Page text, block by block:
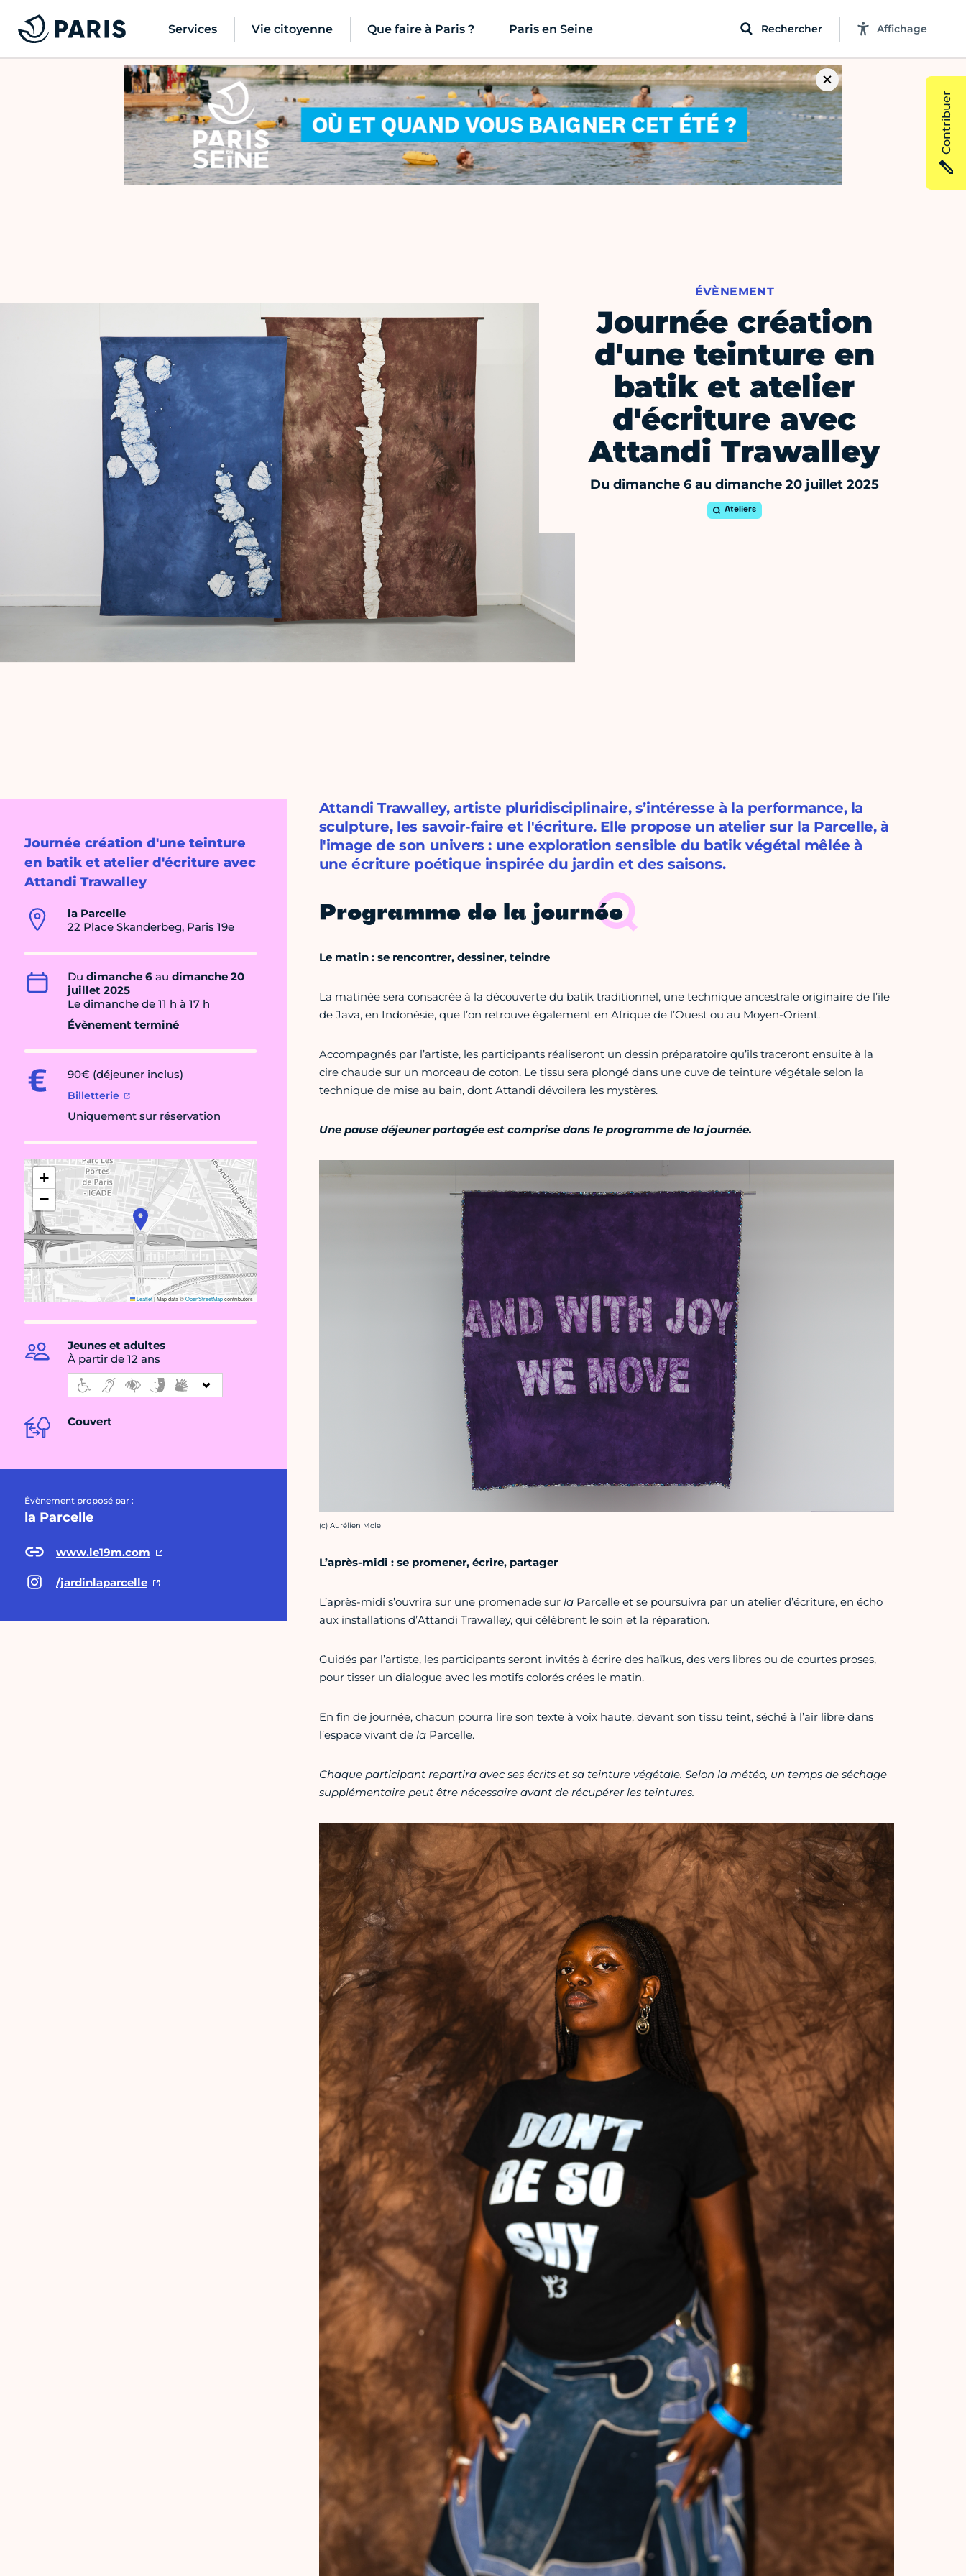
Services Vie citoyenne Que faire à Paris ? Paris en Seine Rechercher Affichage
ÉVÈNEMENT
Journée création
d'une teinture en
batik et atelier
d'écriture avec
Attandi Trawalley
Du dimanche 6 au dimanche 20 juillet 2025
Ateliers
Journée création d'une teinture
en batik et atelier d'écriture avec
Attandi Trawalley
la Parcelle
22 Place Skanderbeg, Paris 19e
Du dimanche 6 au dimanche 20
juillet 2025
Le dimanche de 11 h à 17 h
Évènement terminé
90€ (déjeuner inclus)
Billetterie
Uniquement sur réservation
+
−
Leaflet|Map data ©OpenStreetMapcontributors
Jeunes et adultes
À partir de 12 ans
Couvert
Évènement proposé par :
la Parcelle
www.le19m.com
/jardinlaparcelle
Attandi Trawalley, artiste pluridisciplinaire, s’intéresse à la performance, la
sculpture, les savoir-faire et l'écriture. Elle propose un atelier sur la Parcelle, à
l'image de son univers : une exploration sensible du batik végétal mêlée à
une écriture poétique inspirée du jardin et des saisons.
Programme de la journée
Le matin : se rencontrer, dessiner, teindre
La matinée sera consacrée à la découverte du batik traditionnel, une technique ancestrale originaire de l’île
de Java, en Indonésie, que l’on retrouve également en Afrique de l’Ouest ou au Moyen-Orient.
Accompagnés par l’artiste, les participants réaliseront un dessin préparatoire qu’ils traceront ensuite à la
cire chaude sur un morceau de coton. Le tissu sera plongé dans une cuve de teinture végétale selon la
technique de mise au bain, dont Attandi dévoilera les mystères.
Une pause déjeuner partagée est comprise dans le programme de la journée.
Crédit photo :
(c) Aurélien Mole
L’après-midi : se promener, écrire, partager
L’après-midi s’ouvrira sur une promenade sur laParcelle et se poursuivra par un atelier d’écriture, en écho
aux installations d’Attandi Trawalley, qui célèbrent le soin et la réparation.
Guidés par l’artiste, les participants seront invités à écrire des haïkus, des vers libres ou de courtes proses,
pour tisser un dialogue avec les motifs colorés crées le matin.
En fin de journée, chacun pourra lire son texte à voix haute, devant son tissu teint, séché à l’air libre dans
l’espace vivant de laParcelle.
Chaque participant repartira avec ses écrits et sa teinture végétale. Selon la météo, un temps de séchage
supplémentaire peut être nécessaire avant de récupérer les teintures.
Contribuer